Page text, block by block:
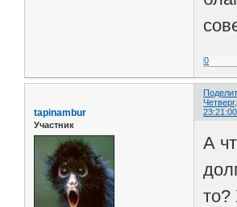
0
23:21:00
tapinambur
Участник
А
то?